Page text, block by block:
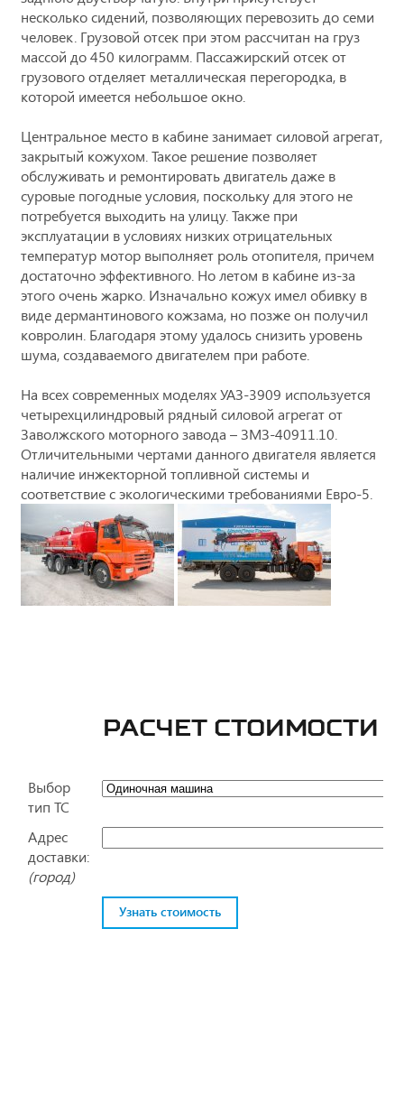
несколько сидений, позволяющих перевозить до семи
человек. Грузовой отсек при этом рассчитан на груз
массой до 450 килограмм. Пассажирский отсек от
грузового отделяет металлическая перегородка, в
которой имеется небольшое окно.
Центральное место в кабине занимает силовой агрегат,
закрытый кожухом. Такое решение позволяет
обслуживать и ремонтировать двигатель даже в
суровые погодные условия, поскольку для этого не
потребуется выходить на улицу. Также при
эксплуатации в условиях низких отрицательных
температур мотор выполняет роль отопителя, причем
достаточно эффективного. Но летом в кабине из-за
этого очень жарко. Изначально кожух имел обивку в
виде дермантинового кожзама, но позже он получил
ковролин. Благодаря этому удалось снизить уровень
шума, создаваемого двигателем при работе.
На всех современных моделях УАЗ-3909 используется
четырехцилиндровый рядный силовой агрегат от
Заволжского моторного завода – ЗМЗ-40911.10.
Отличительными чертами данного двигателя является
наличие инжекторной топливной системы и
соответствие с экологическими требованиями Евро-5.
РАСЧЕТ СТОИМОСТИ
Выбор
тип ТС
Адрес
доставки:
(город)
Узнать стоимость